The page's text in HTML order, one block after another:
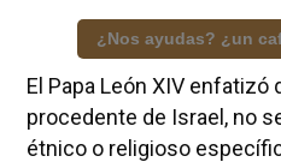
¿Nos ayudas? ¿un
El Papa León XIV enfatizó
procedente de Israel, no
étnico o religioso